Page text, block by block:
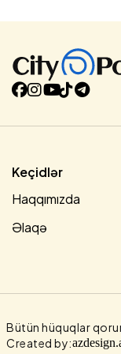
daha əlini üzür ki,
düşüb. Əsir də
Keçidlər
Haqqımızda
Əlaqə
Bütün hüquqlar
Created by: